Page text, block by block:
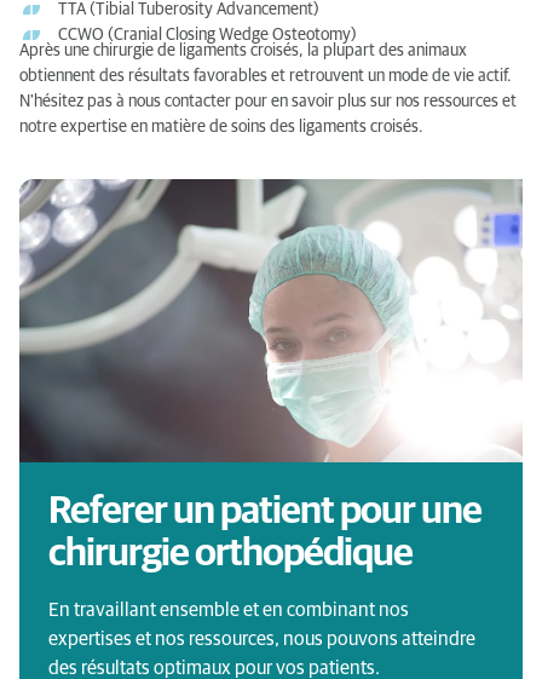
TTA (Tibial Tuberosity Advancement)
CCWO (Cranial Closing Wedge Osteotomy)
Après une chirurgie de ligaments croisés, la plupart des animaux
obtiennent des résultats favorables et retrouvent un mode de vie actif.
N'hésitez pas à nous contacter pour en savoir plus sur nos ressources et
notre expertise en matière de soins des ligaments croisés.
Referer un patient pour une
chirurgie orthopédique
En travaillant ensemble et en combinant nos
expertises et nos ressources, nous pouvons atteindre
des résultats optimaux pour vos patients.